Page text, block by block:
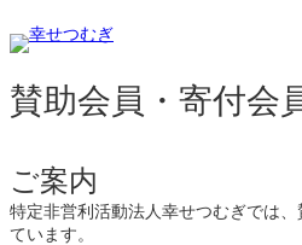
容
ス
キ
賛助会員・寄付会
ご案内
特定非営利活動法人幸せつむぎでは
ています。